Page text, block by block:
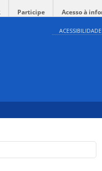
Participe Acesso à
ACESSIBILIDADE